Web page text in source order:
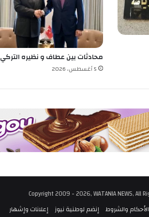
ه
و
س
ف
ي
2
0
محادثات بين عطاف و نظيره التركي
5 أغسطس، 2026
الأحكام والشروط إنضم لوطنية نيوز إعلانات وإشهار